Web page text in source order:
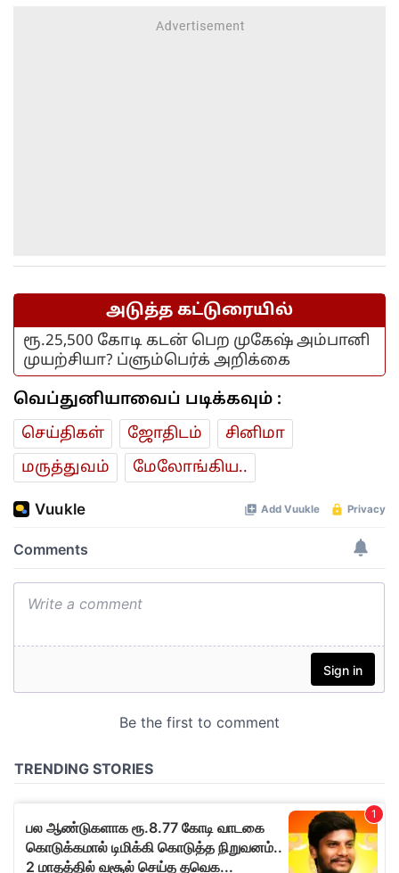
அடுத்த கட்டுரையில்
ரூ.25,500 கோடி கடன் பெற முகேஷ் அம்பானி
முயற்சியா? ப்ளும்பெர்க் அறிக்கை
வெப்துனியாவைப் படிக்கவும் :
செய்திகள் ஜோ‌திட‌ம்
சினிமா
மரு‌த்துவ‌ம்
மேலோங்கிய..